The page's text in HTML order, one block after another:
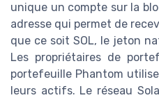
unique un compte sur la
adresse qui permet de
que ce soit SOL, le jeton
Les propriétaires de
portefeuille Phantom
leurs actifs. Le réseau